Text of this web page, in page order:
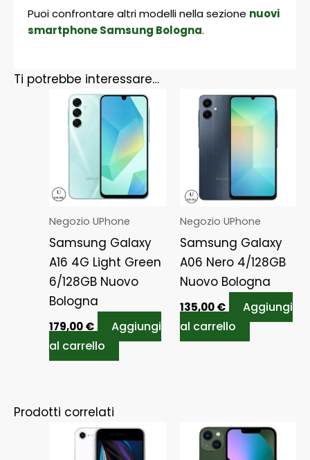
Puoi confrontare altri modelli nella sezione nuovi
smartphone Samsung Bologna.
Ti potrebbe interessare…
Negozio UPhone
Samsung Galaxy
A16 4G Light Green
6/128GB Nuovo
Bologna
179,00€
Aggiungi
al carrello
Negozio UPhone
Samsung Galaxy
A06 Nero 4/128GB
Nuovo Bologna
135,00€
Aggiungi
al carrello
Prodotti correlati